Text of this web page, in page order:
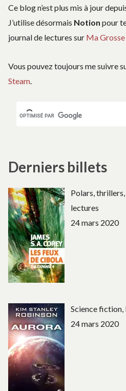
Ce blog n’est plus mis à jour
J’utilise désormais Notion pour
journal de lectures sur Ma Grosse
Vous pouvez toujours me suivre
Steam
Derniers billets
Polars,
lectures
24 mars 2020
Science
24 mars 2020